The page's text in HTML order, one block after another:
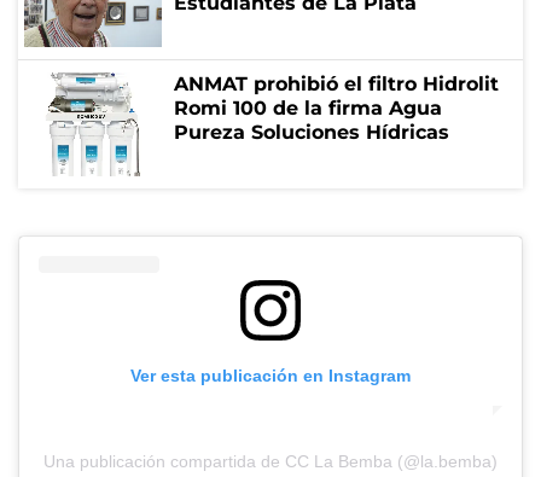
ANMAT prohibió el filtro Hidrolit
Romi 100 de la firma Agua
Pureza Soluciones Hídricas
Ver esta publicación en Instagram
Una publicación compartida de CC La Bemba (@la.bemba)